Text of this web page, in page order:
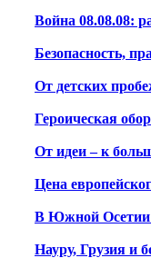
Война 08.08.08:
Безопасность,
От детских
Героическая
От идеи – к
Цена
В Южной Осетии
Науру, Грузия и